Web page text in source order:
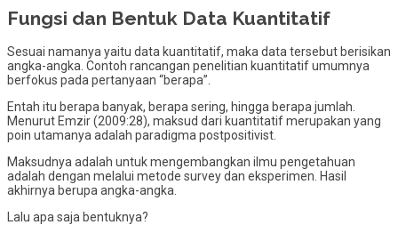
Fungsi dan Bentuk Data Kuantitatif
Sesuai namanya yaitu data kuantitatif, maka data tersebut berisikan
angka-angka. Contoh rancangan penelitian kuantitatif umumnya
berfokus pada pertanyaan “berapa”.
Entah itu berapa banyak, berapa sering, hingga berapa jumlah.
Menurut Emzir (2009:28), maksud dari kuantitatif merupakan yang
poin utamanya adalah paradigma postpositivist.
Maksudnya adalah untuk mengembangkan ilmu pengetahuan
adalah dengan melalui metode survey dan eksperimen. Hasil
akhirnya berupa angka-angka.
Lalu apa saja bentuknya?